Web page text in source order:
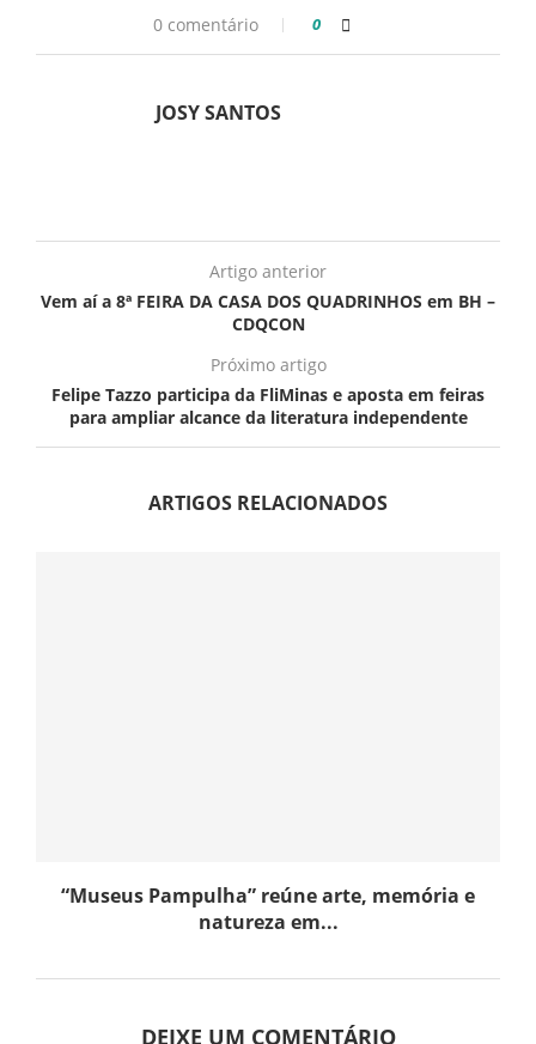
0 comentário 0
JOSY SANTOS
Artigo anterior
Vem aí a 8ª FEIRA DA CASA DOS QUADRINHOS em BH –
CDQCON
Próximo artigo
Felipe Tazzo participa da FliMinas e aposta em feiras
para ampliar alcance da literatura independente
ARTIGOS RELACIONADOS
“Museus Pampulha” reúne arte, memória e
natureza em...
DEIXE UM COMENTÁRIO